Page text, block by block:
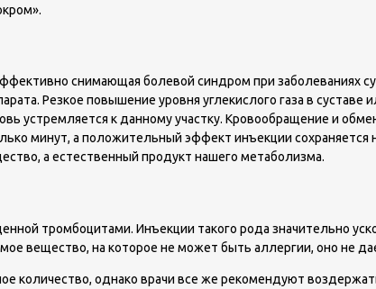
снимающая болевой синдром при заболеваниях
Резкое повышение уровня углекислого газа в
устремляется к данному участку. Кровообращение и
минут, а положительный эффект инъекции
а естественный продукт нашего метаболизма.
тромбоцитами. Инъекции такого рода значительно
вещество, на которое не может быть аллергии, оно не
количество, однако врачи все же рекомендуют